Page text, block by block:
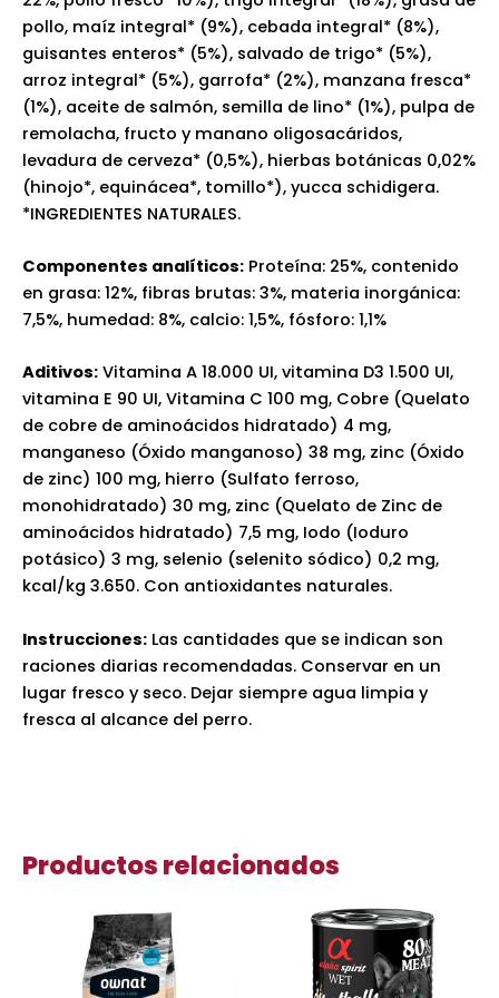
pollo, maíz integral* (9%), cebada integral* (8%),
guisantes enteros* (5%), salvado de trigo* (5%),
arroz integral* (5%), garrofa* (2%), manzana fresca*
(1%), aceite de salmón, semilla de lino* (1%), pulpa de
remolacha, fructo y manano oligosacáridos,
levadura de cerveza* (0,5%), hierbas botánicas 0,02%
(hinojo*, equinácea*, tomillo*), yucca schidigera.
*INGREDIENTES NATURALES.
Componentes analíticos: Proteína: 25%, contenido
en grasa: 12%, fibras brutas: 3%, materia inorgánica:
7,5%, humedad: 8%, calcio: 1,5%, fósforo: 1,1%
Aditivos: Vitamina A 18.000 UI, vitamina D3 1.500 UI,
vitamina E 90 UI, Vitamina C 100 mg, Cobre (Quelato
de cobre de aminoácidos hidratado) 4 mg,
manganeso (Óxido manganoso) 38 mg, zinc (Óxido
de zinc) 100 mg, hierro (Sulfato ferroso,
monohidratado) 30 mg, zinc (Quelato de Zinc de
aminoácidos hidratado) 7,5 mg, Iodo (Ioduro
potásico) 3 mg, selenio (selenito sódico) 0,2 mg,
kcal/kg 3.650. Con antioxidantes naturales.
Instrucciones: Las cantidades que se indican son
raciones diarias recomendadas. Conservar en un
lugar fresco y seco. Dejar siempre agua limpia y
fresca al alcance del perro.
Productos relacionados
Rango
de
precios:
desde
15,80 €
múltiples
Rango
de
precios:
desde
1,99 €